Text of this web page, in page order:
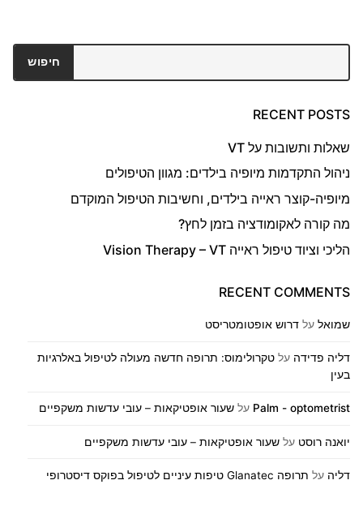
חיפוש
RECENT POSTS
שאלות ותשובות על VT
ניהול התקדמות מיופיה בילדים: מגוון הטיפולים
מיופיה-קוצר ראייה בילדים, וחשיבות הטיפול המוקדם
מה קורה לאקומודציה בזמן לחץ?
הליכי וציוד טיפול ראייה Vision Therapy – VT
RECENT COMMENTS
שמואל על דרוש אופטומטריסט
דליה פדידה על טקרולימוס: תרופה חדשה מעולה לטיפול באלרגיות
בעין
Palm - optometrist על שעור אופטיקאות – עובי עדשות משקפיים
יואנה רוסט על שעור אופטיקאות – עובי עדשות משקפיים
דליה על תרופה Glanatec טיפות עיניים לטיפול בפוקס דיסטרופי